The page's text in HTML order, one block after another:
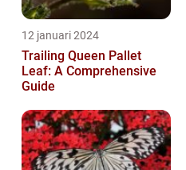
12 januari 2024
Trailing Queen Pallet
Leaf: A Comprehensive
Guide